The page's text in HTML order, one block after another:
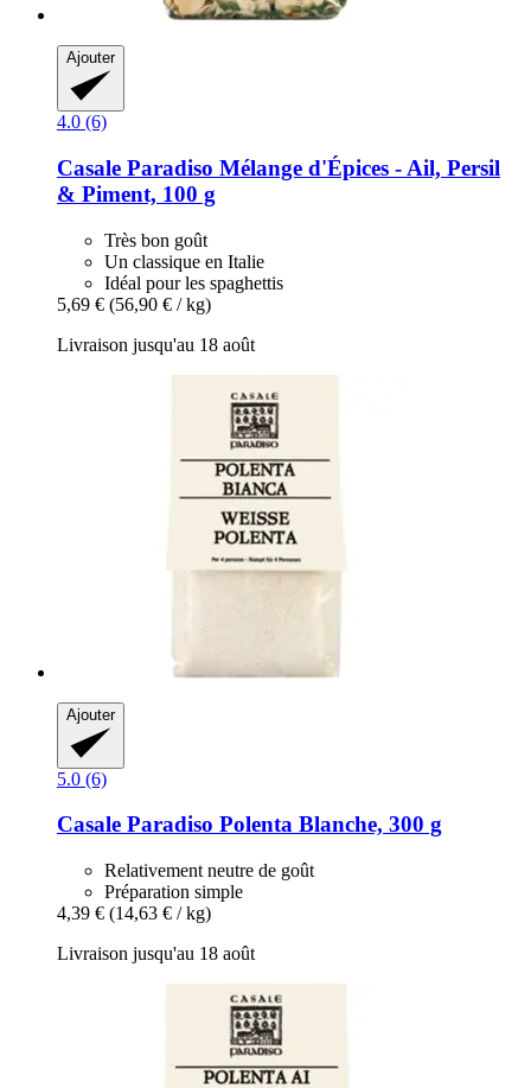
Ajouter
4.0 (6)
Casale Paradiso Mélange d'Épices -​ Ail, Persil
& Piment, 100 g
Très bon goût
Un classique en Italie
Idéal pour les spaghettis
5,69 € (56,90 € / kg)
Livraison jusqu'au 18 août
Ajouter
5.0 (6)
Casale Paradiso Polenta Blanche, 300 g
Relativement neutre de goût
Préparation simple
4,39 € (14,63 € / kg)
Livraison jusqu'au 18 août